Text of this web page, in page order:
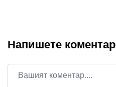
Напишете коментар